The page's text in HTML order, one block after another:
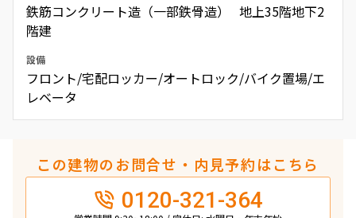
鉄筋コンクリート造（一部鉄骨造） 地上35階地下2
階建
設備
フロント/宅配ロッカー/オートロック/バイク置場/エ
レベータ
この建物のお問合せ・内見予約はこちら
0120-321-364